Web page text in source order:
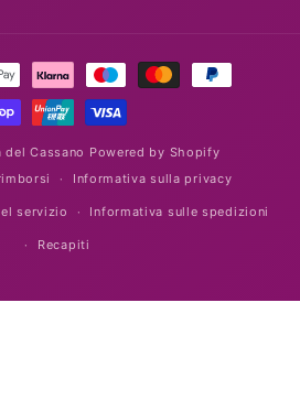
del Cassano Powered by Shopify
Informativa sulla privacy
servizio Informativa sulle spedizioni
Recapiti